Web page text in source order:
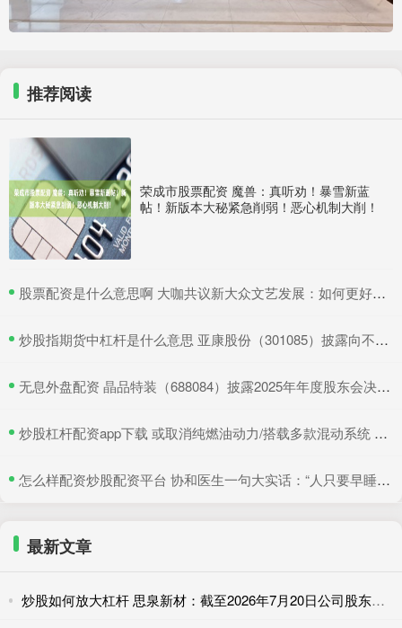
推荐阅读
荣成市股票配资 魔兽：真听劝！暴雪新蓝
帖！新版本大秘紧急削弱！恶心机制大削！
​股票配资是什么意思啊 大咖共议新大众文艺发展：如何更好地与时代同频共振
​炒股指期货中杠杆是什么意思 亚康股份（301085）披露向不特定对象发行可转换公司债券持续督导保荐总结报告书，5月18日股价上涨4.64%
​无息外盘配资 晶品特装（688084）披露2025年年度股东会决议公告，5月18日股价下跌1.43%
​炒股杠杆配资app下载 或取消纯燃油动力/搭载多款混动系统 起亚全新狮铂拓界谍照曝光
​怎么样配资炒股配资平台 协和医生一句大实话：“人只要早睡，身体就好转，不管是谁都一样。就这么
最新文章
炒股如何放大杠杆 思泉新材：截至2026年7月20日公司股东户数为22037户